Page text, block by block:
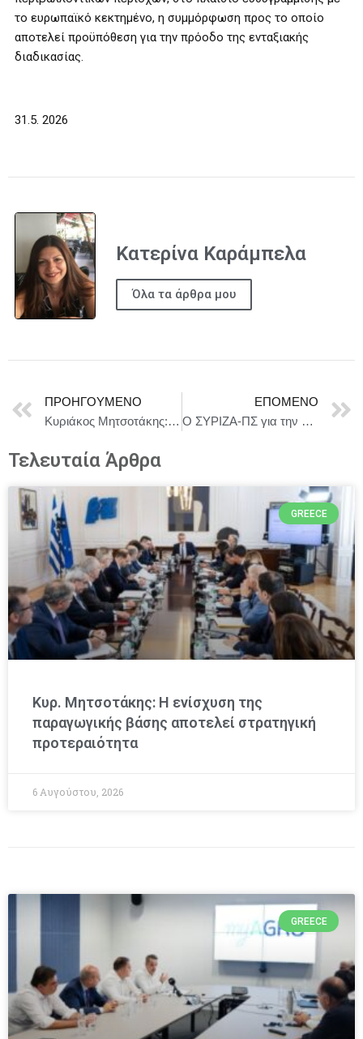
το ευρωπαϊκό κεκτημένο, η συμμόρφωση προς το οποίο
αποτελεί προϋπόθεση για την πρόοδο της ενταξιακής
διαδικασίας.
31.5. 2026
Κατερίνα Καράμπελα
Όλα τα άρθρα μου
ΠΡΟΗΓΟΎΜΕΝΟ
Κυριάκος Μητσοτάκης: Θα ξεκινήσω με την ακρίβεια, καθώς οι συνεχιζόμενες εξελίξεις στη Μέση Ανατολή οδηγούν σε παράταση της ενεργειακής κρίσης
ΕΠΌΜΕΝΟ
O ΣΥΡΙΖΑ-ΠΣ για την κυριακάτικη ανάρτηση του Κυρ Μητσοτάκη
Τελευταία Άρθρα
GREECE
Κυρ. Μητσοτάκης: Η ενίσχυση της
παραγωγικής βάσης αποτελεί στρατηγική
προτεραιότητα
6 Αυγούστου, 2026
GREECE